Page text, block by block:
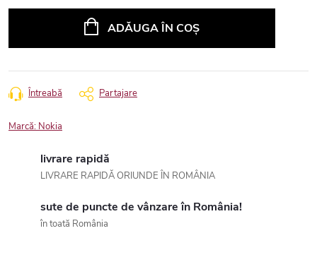
ADĂUGA ÎN COŞ
Întreabă Partajare
Marcă: Nokia
livrare rapidă
LIVRARE RAPIDĂ ORIUNDE ÎN ROMÂNIA
sute de puncte de vânzare în România!
în toată România